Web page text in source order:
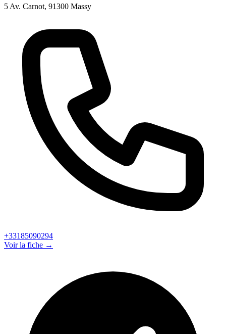
5 Av. Carnot, 91300 Massy
+33185090294
Voir la fiche →